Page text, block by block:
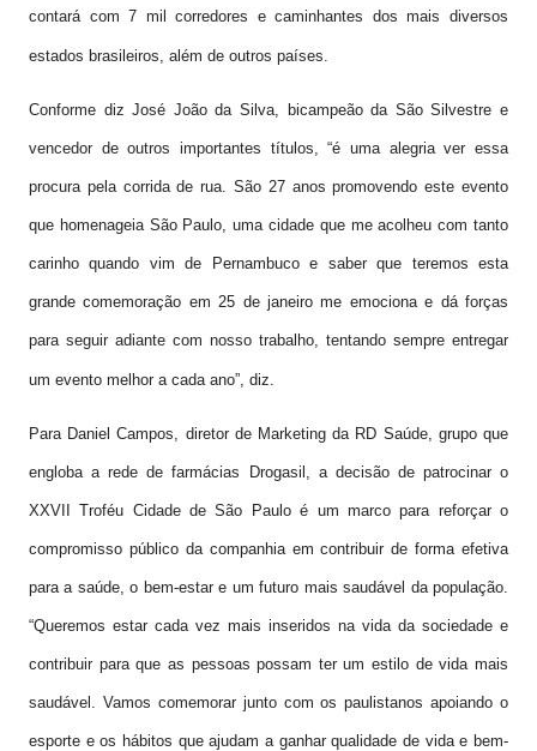
contará com 7 mil corredores e caminhantes dos mais diversos
estados brasileiros, além de outros países.
Conforme diz José João da Silva, bicampeão da São Silvestre e
vencedor de outros importantes títulos, “é uma alegria ver essa
procura pela corrida de rua. São 27 anos promovendo este evento
que homenageia São Paulo, uma cidade que me acolheu com tanto
carinho quando vim de Pernambuco e saber que teremos esta
grande comemoração em 25 de janeiro me emociona e dá forças
para seguir adiante com nosso trabalho, tentando sempre entregar
um evento melhor a cada ano”, diz.
Para Daniel Campos, diretor de Marketing da RD Saúde, grupo que
engloba a rede de farmácias Drogasil, a decisão de patrocinar o
XXVII Troféu Cidade de São Paulo é um marco para reforçar o
compromisso público da companhia em contribuir de forma efetiva
para a saúde, o bem-estar e um futuro mais saudável da população.
“Queremos estar cada vez mais inseridos na vida da sociedade e
contribuir para que as pessoas possam ter um estilo de vida mais
saudável. Vamos comemorar junto com os paulistanos apoiando o
esporte e os hábitos que ajudam a ganhar qualidade de vida e bem-